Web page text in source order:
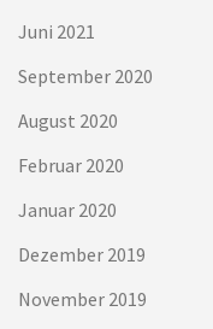
Juni 2021
September 2020
August 2020
Februar 2020
Januar 2020
Dezember 2019
November 2019